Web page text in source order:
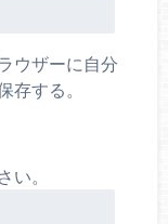
ウザーに自分
存する。
い。